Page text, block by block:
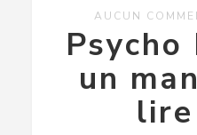
AUCUN
Psycho
un